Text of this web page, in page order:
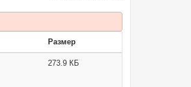
Размер
273.9 КБ